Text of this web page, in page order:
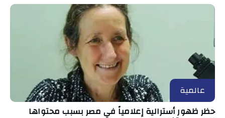
عالمية
حظر ظهور أسترالية إعلامياً في مصر بسبب محتواها